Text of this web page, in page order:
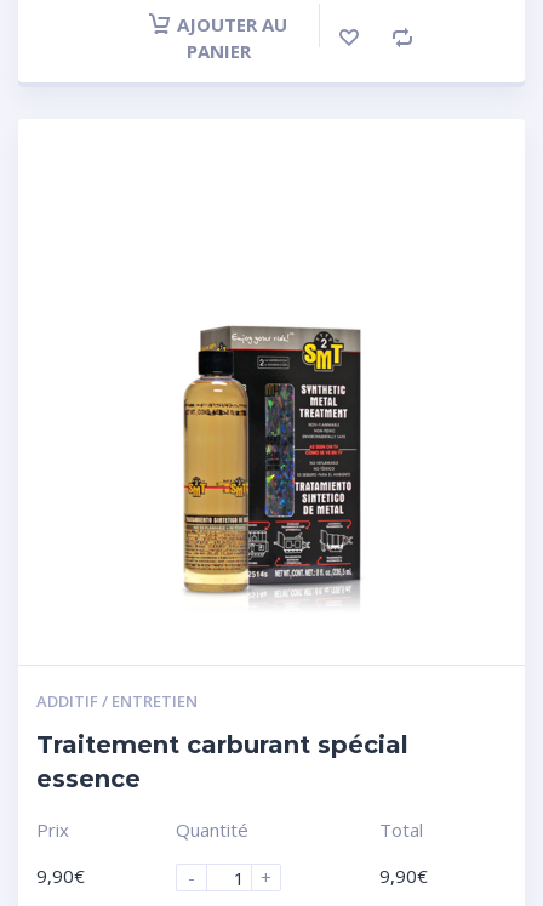
AJOUTER AU
PANIER
ADDITIF / ENTRETIEN
Traitement carburant spécial
essence
Prix
9,90€
Quantité
-
+
Total
9,90€